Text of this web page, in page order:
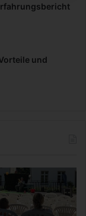
und